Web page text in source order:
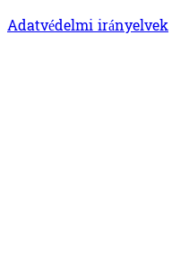
Adatvédelmi irányelvek